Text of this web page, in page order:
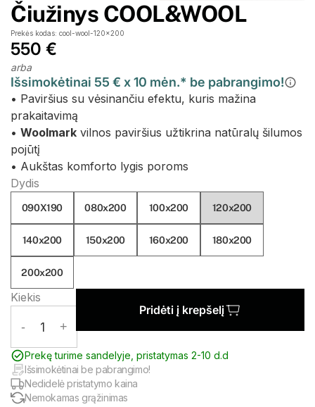
Čiužinys COOL&WOOL
550 €
Prekės kodas: cool-wool-120x200
arba
Išsimokėtinai 55 € x 10 mėn.* be pabrangimo!
• Paviršius su vėsinančiu efektu, kuris mažina
prakaitavimą
• Woolmark vilnos paviršius užtikrina natūralų šilumos
pojūtį
• Aukštas komforto lygis poroms
Dydis
090X190 080x200 100x200 120x200
140x200 150x200 160x200 180x200
200x200
Kiekis
- 1 +
Pridėti į krepšelį
Prekę turime sandelyje, pristatymas 2-10 d.d
Išsimokėtinai be pabrangimo!
Nedidelė pristatymo kaina
Nemokamas grąžinimas